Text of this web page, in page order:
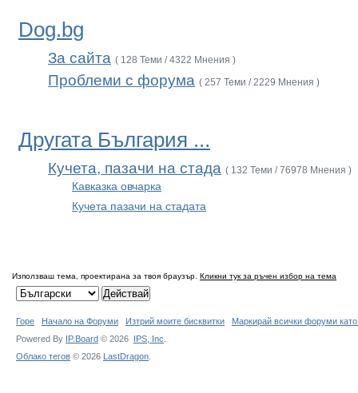
Dog.bg
За сайта ( 128 Теми / 4322 Мнения )
Проблеми с форума ( 257 Теми / 2229 Мнения )
Другата България ...
Кучета, пазачи на стада ( 132 Теми / 76978 Мнения )
Кавказка овчарка
Кучета пазачи на стадата
Използваш тема, проектирана за твоя браузър. Кликни тук за ръчен избор на тема
Горе Начало на Форуми Изтрий моите бисквитки
Маркирай всички форуми
Powered By IP.Board © 2026 IPS, Inc
Облако тегов © 2026 LastDragon